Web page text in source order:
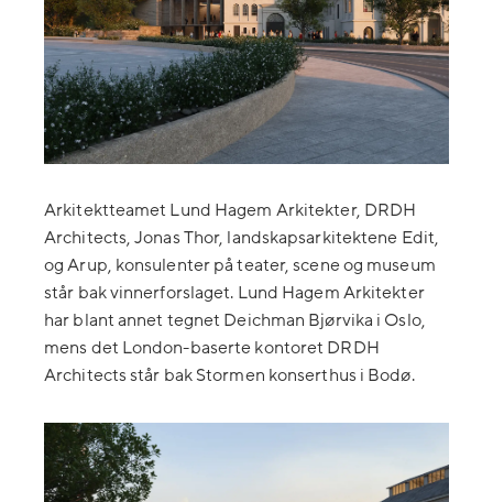
Arkitektteamet Lund Hagem Arkitekter, DRDH
Architects, Jonas Thor, landskapsarkitektene Edit,
og Arup, konsulenter på teater, scene og museum
står bak vinnerforslaget. Lund Hagem Arkitekter
har blant annet tegnet Deichman Bjørvika i Oslo,
mens det London-baserte kontoret DRDH
Architects står bak Stormen konserthus i Bodø.